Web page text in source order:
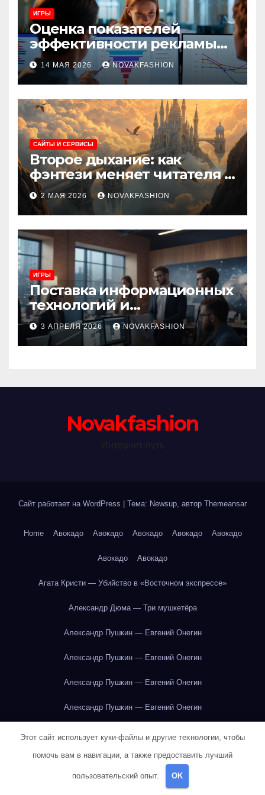
ИГРЫ
Оценка показателей
эффективности рекламы
при атрибуции
множественных точек
касания
14 МАЯ 2026 NOVAKFASHION
САЙТЫ И СЕРВИСЫ
Второе дыхание: как
фэнтези меняет читателя и
культуру
2 МАЯ 2026 NOVAKFASHION
ИГРЫ
Поставка информационных
технологий и
инновационные решения
3 АПРЕЛЯ 2026 NOVAKFASHION
Novakfashion
Сайт работает на WordPress | Тема: Newsup, автор Themeansar
Home Авокадо Авокадо Авокадо Авокадо Авокадо
Авокадо Авокадо
Агата Кристи — Убийство в «Восточном экспрессе»
Александр Дюма — Три мушкетёра
Александр Пушкин — Евгений Онегин
Александр Пушкин — Евгений Онегин
Александр Пушкин — Евгений Онегин
Александр Пушкин — Евгений Онегин
Александр Пушкин — Евгений Онегин
Александр Пушкин — Евгений Онегин
Этот сайт использует куки-файлы и другие технологии, чтобы
помочь вам в навигации, а также предоставить лучший
пользовательский опыт. OK